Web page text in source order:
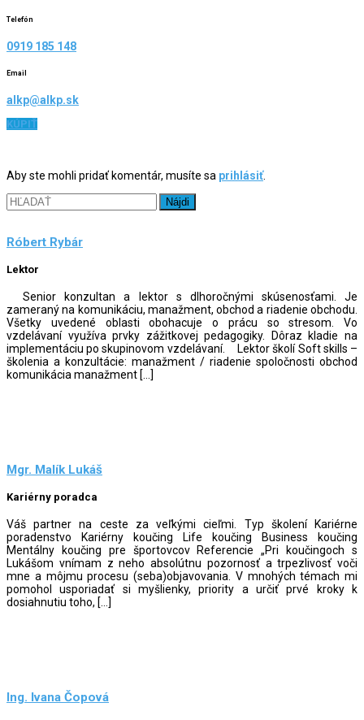
Telefón
0919 185 148
Email
alkp@alkp.sk
KÚPIŤ
Aby ste mohli pridať komentár, musíte sa prihlásiť.
Hľadať:
Róbert Rybár
Lektor
Senior konzultan a lektor s dlhoročnými skúsenosťami. Je
zameraný na komunikáciu, manažment, obchod a riadenie obchodu.
Všetky uvedené oblasti obohacuje o prácu so stresom. Vo
vzdelávaní využíva prvky zážitkovej pedagogiky. Dôraz kladie na
implementáciu po skupinovom vzdelávaní. Lektor školí Soft skills –
školenia a konzultácie: manažment / riadenie spoločnosti obchod
komunikácia manažment […]
Mgr. Malík Lukáš
Kariérny poradca
Váš partner na ceste za veľkými cieľmi. Typ školení Kariérne
poradenstvo Kariérny koučing Life koučing Business koučing
Mentálny koučing pre športovcov Referencie „Pri koučingoch s
Lukášom vnímam z neho absolútnu pozornosť a trpezlivosť voči
mne a môjmu procesu (seba)objavovania. V mnohých témach mi
pomohol usporiadať si myšlienky, priority a určiť prvé kroky k
dosiahnutiu toho, […]
Ing. Ivana Čopová